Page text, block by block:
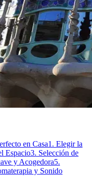
en Casa1. Elegir la
Espacio3. Selección de
y Acogedora5.
y Sonido